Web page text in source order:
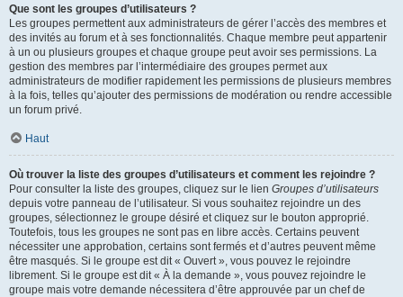
Que sont les groupes d’utilisateurs ?
Les groupes permettent aux administrateurs de gérer l’accès des membres et
des invités au forum et à ses fonctionnalités. Chaque membre peut appartenir
à un ou plusieurs groupes et chaque groupe peut avoir ses permissions. La
gestion des membres par l’intermédiaire des groupes permet aux
administrateurs de modifier rapidement les permissions de plusieurs membres
à la fois, telles qu’ajouter des permissions de modération ou rendre accessible
un forum privé.
Haut
Où trouver la liste des groupes d’utilisateurs et comment les rejoindre ?
Pour consulter la liste des groupes, cliquez sur le lien Groupes d’utilisateurs
depuis votre panneau de l’utilisateur. Si vous souhaitez rejoindre un des
groupes, sélectionnez le groupe désiré et cliquez sur le bouton approprié.
Toutefois, tous les groupes ne sont pas en libre accès. Certains peuvent
nécessiter une approbation, certains sont fermés et d’autres peuvent même
être masqués. Si le groupe est dit « Ouvert », vous pouvez le rejoindre
librement. Si le groupe est dit « À la demande », vous pouvez rejoindre le
groupe mais votre demande nécessitera d’être approuvée par un chef de